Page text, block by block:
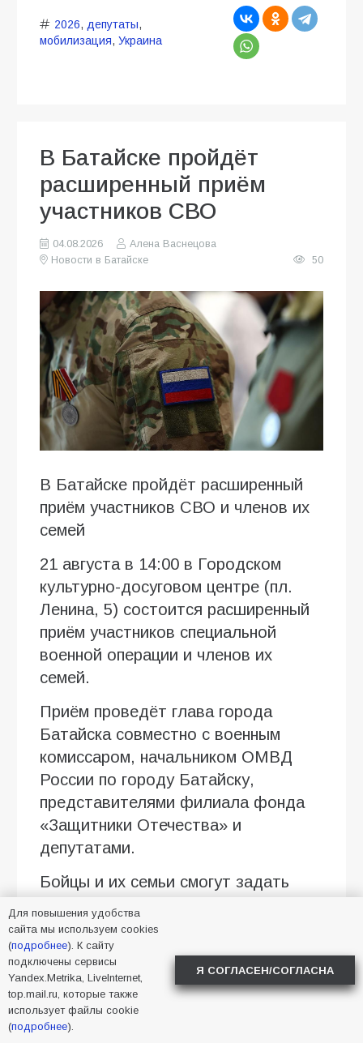
2026, депутаты,
мобилизация, Украина
В Батайске пройдёт
расширенный приём
участников СВО
04.08.2026
Алена Васнецова
Новости в Батайске
50
В Батайске пройдёт расширенный
приём участников СВО и членов их
семей
21 августа в 14:00 в Городском
культурно-досуговом центре (пл.
Ленина, 5) состоится расширенный
приём участников специальной
военной операции и членов их
семей.
Приём проведёт глава города
Батайска совместно с военным
комиссаром, начальником ОМВД
России по городу Батайску,
представителями филиала фонда
«Защитники Отечества» и
депутатами.
Бойцы и их семьи смогут задать
волнующие вопросы и получить
необходимую помощь.
Предварительная запись
обязательна.
Запись ведётся до 13 августа, в
Для повышения удобства
сайта мы используем cookies
(подробнее). К сайту
подключены сервисы
Yandex.Metrika, LiveInternet,
top.mail.ru, которые также
использует файлы cookie
(подробнее).
Я СОГЛАСЕН/СОГЛАСНА